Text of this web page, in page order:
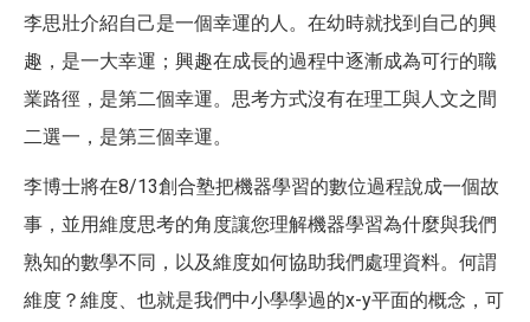
李思壯介紹自己是一個幸運的人。在幼時就找到自己的興
趣，是一大幸運；興趣在成長的過程中逐漸成為可行的職
業路徑，是第二個幸運。思考方式沒有在理工與人文之間
二選一，是第三個幸運。
李博士將在8/13創合塾把機器學習的數位過程說成一個故
事，並用維度思考的角度讓您理解機器學習為什麼與我們
熟知的數學不同，以及維度如何協助我們處理資料。何謂
維度？維度、也就是我們中小學學過的x-y平面的概念，可